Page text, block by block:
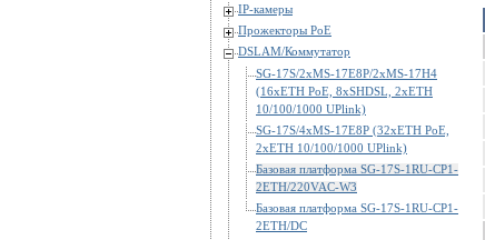
IP-камеры
Прожекторы PoE
DSLAM/Коммутатор
SG-17S/2xMS-17E8P/2xMS-17H4
(16xETH PoE, 8xSHDSL, 2xETH
10/100/1000 UPlink)
SG-17S/4xMS-17E8P (32xETH PoE,
2xETH 10/100/1000 UPlink)
Базовая платформа SG-17S-1RU-CP1-
2ETH/220VAC-W3
Базовая платформа SG-17S-1RU-CP1-
2ETH/DC